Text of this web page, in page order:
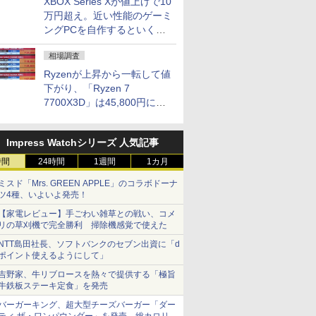
万円超え。近い性能のゲーミ
ングPCを自作するといくら
になる？
相場調査
Ryzenが上昇から一転して値
下がり、「Ryzen 7
7700X3D」は45,800円に急
との価格逆転解消 [8月前半の
CPU価格]
Impress Watchシリーズ 人気記事
24時間 1週間 1カ月
スド「Mrs. GREEN APPLE」のコラボドーナ
4種、いよいよ発売！
家電レビュー】手ごわい雑草との戦い、コメ
の草刈機で完全勝利 掃除機感覚で使えた
島田社長、ソフトバンクのセブン出資に「d
イント使えるようにして」
野家、牛リブロースを熱々で提供する「極旨
鉄板ステーキ定食」を発売
ーガーキング、超大型チーズバーガー「ダー